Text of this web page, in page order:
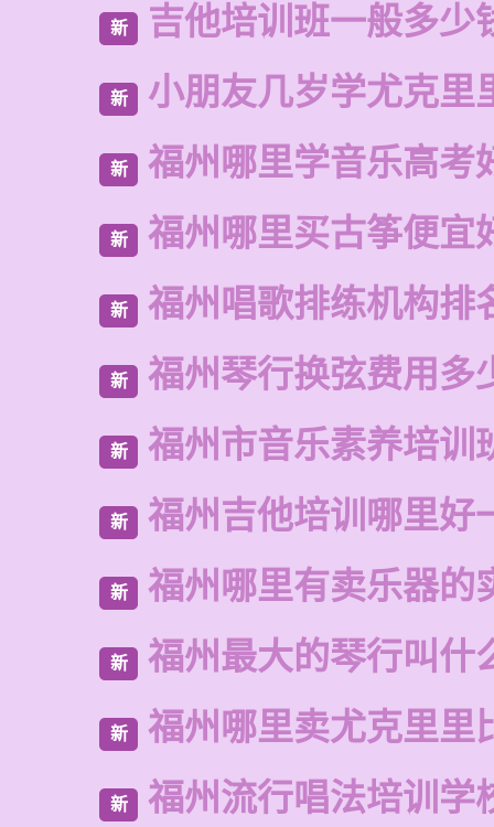
新 吉他培训班一般多少
新 小朋友几岁学尤克里
新 福州哪里学音乐高考
新 福州哪里买古筝便宜
新 福州唱歌排练机构排
新 福州琴行换弦费用多
新 福州市音乐素养培训
新 福州吉他培训哪里好
新 福州哪里有卖乐器的
新 福州最大的琴行叫什
新 福州哪里卖尤克里里
新 福州流行唱法培训学